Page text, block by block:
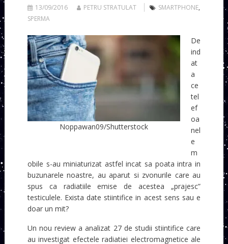
13/09/2016 PETRU STRATULAT SMARTPHONE,
SPERMA
Noppawan09/Shutterstock
De
ind
at
a
ce
tel
ef
oa
nel
e
m
obile s-au miniaturizat astfel incat sa poata intra in
buzunarele noastre, au aparut si zvonurile care au
spus ca radiatiile emise de acestea „prajesc”
testiculele. Exista date stiintifice in acest sens sau e
doar un mit?
Un nou review a analizat 27 de studii stiintifice care
au investigat efectele radiatiei electromagnetice ale